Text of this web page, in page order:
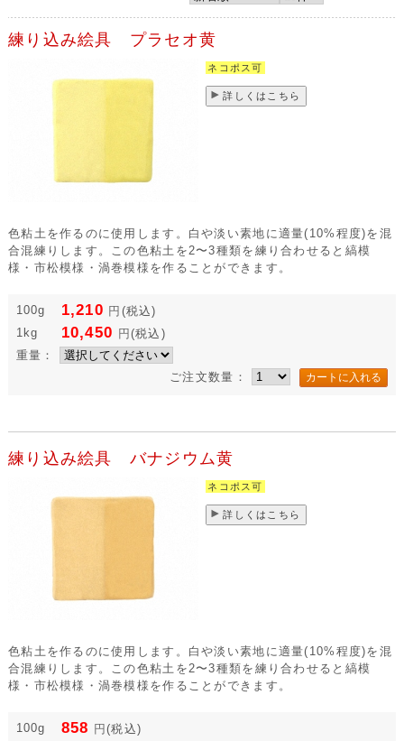
練り込み絵具 プラセオ黄
ネコポス可
詳しくはこちら
色粘土を作るのに使用します。白や淡い素地に適量(10%程度)を混
合混練りします。この色粘土を2〜3種類を練り合わせると縞模
様・市松模様・渦巻模様を作ることができます。
100g 1,210 円 (税込)
1kg
10,450 円 (税込)
重量：
ご注文数量：
練り込み絵具 バナジウム黄
ネコポス可
詳しくはこちら
色粘土を作るのに使用します。白や淡い素地に適量(10%程度)を混
合混練りします。この色粘土を2〜3種類を練り合わせると縞模
様・市松模様・渦巻模様を作ることができます。
100g 858 円 (税込)